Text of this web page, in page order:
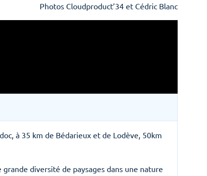
Photos Cloudproduct’34 et Cédric Blanc
à 35 km de Bédarieux et de Lodève, 50km
diversité de paysages dans une nature